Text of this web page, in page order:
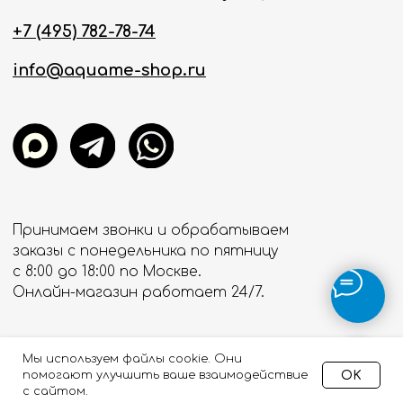
Мы используем файлы cookie. Они
помогают улучшить ваше взаимодействие
с сайтом.
OK